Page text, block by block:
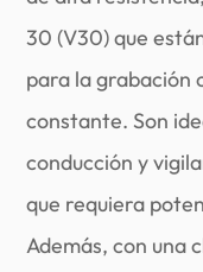
30 (V30) que
para la grabación
constante. Son
conducción y
que requiera
Además, con una